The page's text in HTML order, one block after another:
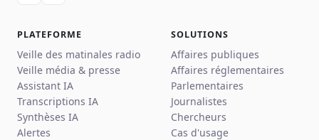
PLATEFORME
Veille des matinales radio
Veille média & presse
Assistant IA
Transcriptions IA
Synthèses IA
Alertes
SOLUTIONS
Affaires publiques
Affaires réglementaires
Parlementaires
Journalistes
Chercheurs
Cas d'usage